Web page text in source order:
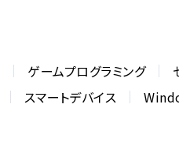
ゲームプログラミング
スマートデバイス